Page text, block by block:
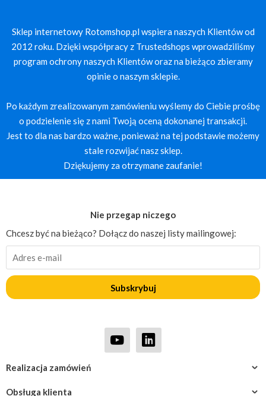
Sklep internetowy Rotomshop.pl wspiera naszych Klientów od
2012 roku. Dzięki współpracy z Trustedshops wprowadziliśmy
program ochrony naszych Klientów oraz na bieżąco zbieramy
opinie o naszym sklepie.
Po każdym zrealizowanym zamówieniu wyślemy do Ciebie prośbę
o podzielenie się z nami Twoją oceną dokonanej transakcji.
Jest to dla nas bardzo ważne, ponieważ na tej podstawie możemy
stale rozwijać nasz sklep.
Dziękujemy za otrzymane zaufanie!
Obsługa klienta
Realizacja zamówień
Nie przegap niczego
Chcesz być na bieżąco? Dołącz do naszej listy mailingowej:
Subskrybuj